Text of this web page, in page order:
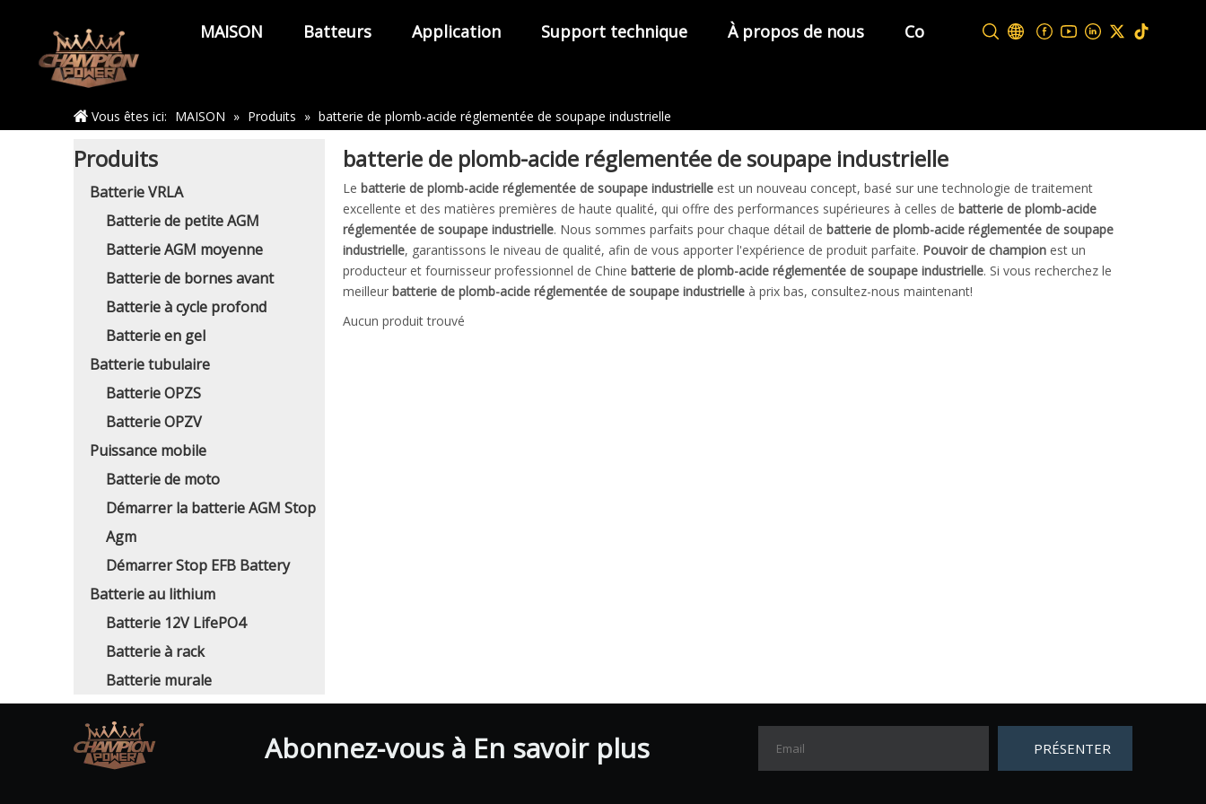
MAISON Batteurs Application Support technique À propos de nous Contactez-nous
Maison
Vous êtes ici: MAISON » Produits » batterie de plomb-acide réglementée de soupape industrielle
Produits
Batterie VRLA
Batterie de petite AGM
Batterie AGM moyenne
Batterie de bornes avant
Batterie à cycle profond
Batterie en gel
Batterie tubulaire
Batterie OPZS
Batterie OPZV
Puissance mobile
Batterie de moto
Démarrer la batterie AGM Stop
Agm
Démarrer Stop EFB Battery
Batterie au lithium
Batterie 12V LifePO4
Batterie à rack
Batterie murale
batterie de plomb-acide réglementée de soupape industrielle
Le batterie de plomb-acide réglementée de soupape industrielle est un nouveau concept, basé sur une technologie de traitement
excellente et des matières premières de haute qualité, qui offre des performances supérieures à celles de batterie de plomb-acide
réglementée de soupape industrielle. Nous sommes parfaits pour chaque détail de batterie de plomb-acide réglementée de soupape
industrielle, garantissons le niveau de qualité, afin de vous apporter l'expérience de produit parfaite. Pouvoir de champion est un
producteur et fournisseur professionnel de Chine batterie de plomb-acide réglementée de soupape industrielle. Si vous recherchez le
meilleur batterie de plomb-acide réglementée de soupape industrielle à prix bas, consultez-nous maintenant!
Aucun produit trouvé
Abonnez-vous à En savoir plus PRÉSENTER